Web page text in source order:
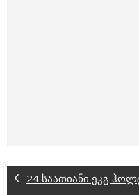
24 საათიანი ეკგ